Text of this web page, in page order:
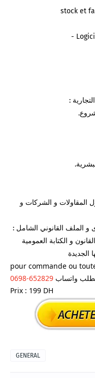
الجديدة
pour commande ou
0698-652829 واتساب
Prix : 199 DH
GENERAL